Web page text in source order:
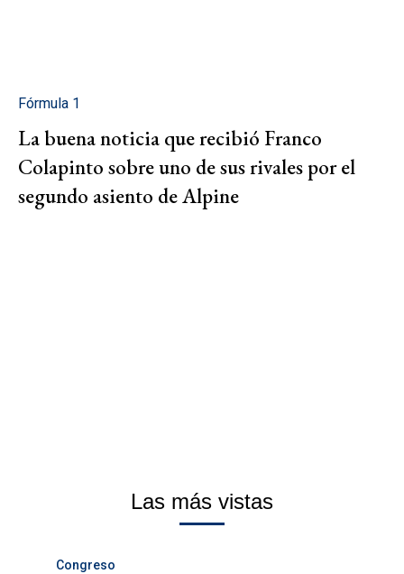
Fórmula 1
La buena noticia que recibió Franco
Colapinto sobre uno de sus rivales por el
segundo asiento de Alpine
Las más vistas
Congreso